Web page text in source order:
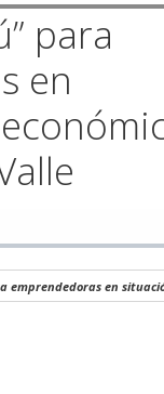
para
en
emprendedoras en